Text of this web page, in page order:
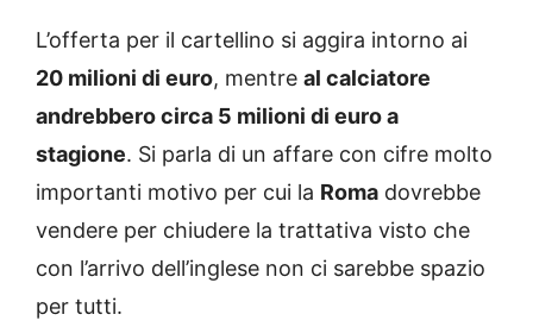
L’offerta per il cartellino si aggira intorno ai
20 milioni di euro, mentre al calciatore
andrebbero circa 5 milioni di euro a
stagione. Si parla di un affare con cifre molto
importanti motivo per cui la Roma dovrebbe
vendere per chiudere la trattativa visto che
con l’arrivo dell’inglese non ci sarebbe spazio
per tutti.